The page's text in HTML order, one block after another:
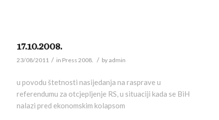
17.10.2008.
23/08/2011 / in Press 2008. / by admin
u povodu štetnosti nasijedanja na rasprave u
referendumu za otcjepljenje RS, u situaciji kada se BiH
nalazi pred ekonomskim kolapsom